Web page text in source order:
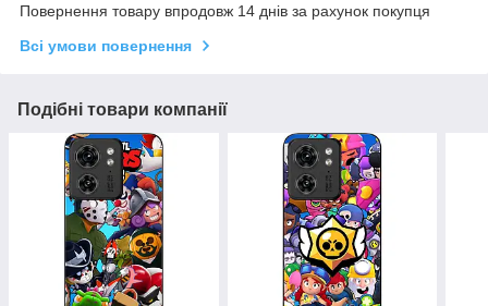
Повернення товару впродовж 14 днів за рахунок покупця
Всі умови повернення
Подібні товари компанії